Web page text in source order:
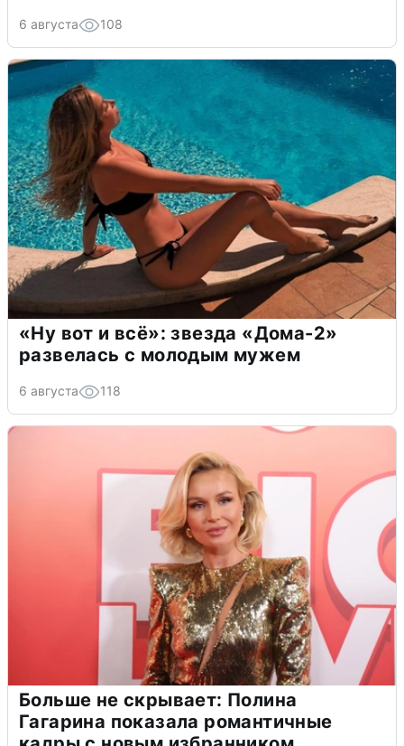
6 августа 108
«Ну вот и всё»: звезда «Дома-2»
развелась с молодым мужем
6 августа 118
Больше не скрывает: Полина
Гагарина показала романтичные